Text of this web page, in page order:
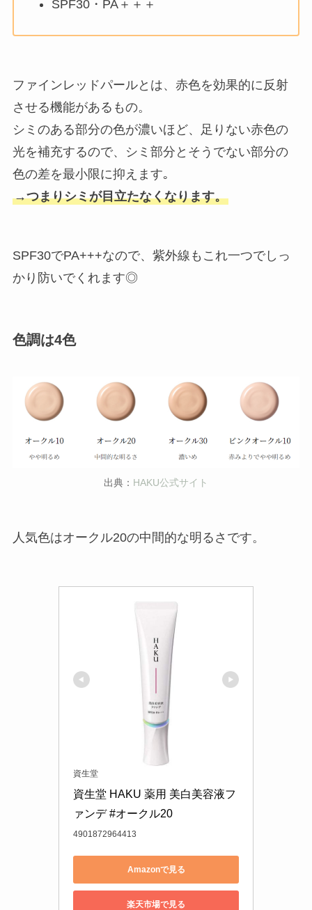
SPF30・PA＋＋＋
ファインレッドパールとは、赤色を効果的に反射
させる機能があるもの。
シミのある部分の色が濃いほど、足りない赤色の
光を補充するので、シミ部分とそうでない部分の
色の差を最小限に抑えます｡
→つまりシミが目立たなくなります。
SPF30でPA+++なので、紫外線もこれ一つでしっ
かり防いでくれます◎
色調は4色
出典： HAKU公式サイト
人気色はオークル20の中間的な明るさです。
資生堂
資生堂 HAKU 薬用 美白美容液フ
ァンデ #オークル20
4901872964413
Amazonで見る
楽天市場で見る